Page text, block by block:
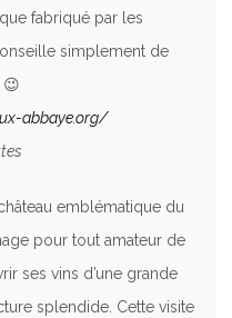
fabriqué par les
simplement de
abbaye.org/
emblématique du
pour tout amateur de
ses vins d’une grande
splendide. Cette visite